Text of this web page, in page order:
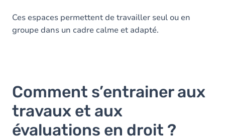
Ces espaces permettent de travailler seul ou en
groupe dans un cadre calme et adapté.
Comment s’entrainer aux
travaux et aux
évaluations en droit ?